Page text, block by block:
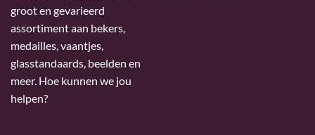
groot en gevarieerd
assortiment aan bekers,
medailles, vaantjes,
glasstandaards, beelden en
meer. Hoe kunnen we jou
helpen?